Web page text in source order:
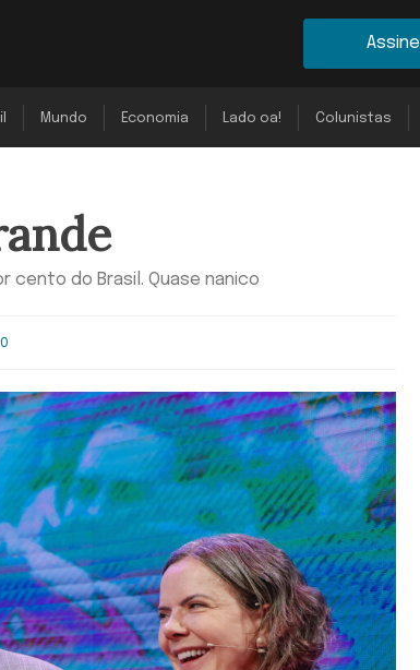
Assine
Mundo Economia Lado oa! Colunistas
cento do Brasil. Quase nanico